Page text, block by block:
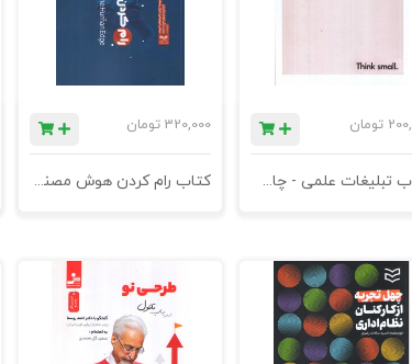
تومان
کتاب تبلیغات علمی - چاپ چهارم
320,000 تومان
کتاب رام کردن هوش مصنوعی - چاپ دوم